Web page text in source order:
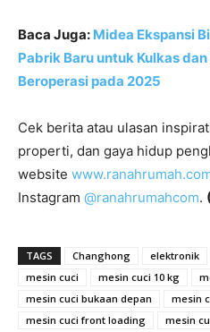
Baca Juga: Midea Ekspansi
Pabrik Baru untuk Kulkas
Beroperasi pada 2025
Cek berita atau ulasan
properti, dan gaya hidup
website
Instagram @ranahrumahcom.
TAGS Changhong elektronik
mesin cuci
mesin cuci 10 kg
mesin cuci bukaan depan
mesin
mesin cuci front loading
mesin